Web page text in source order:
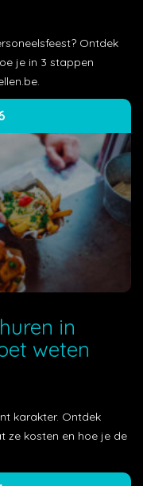
Ontdek
je in 3 stappen
in
weten
karakter. Ontdek
ze kosten en hoe je de